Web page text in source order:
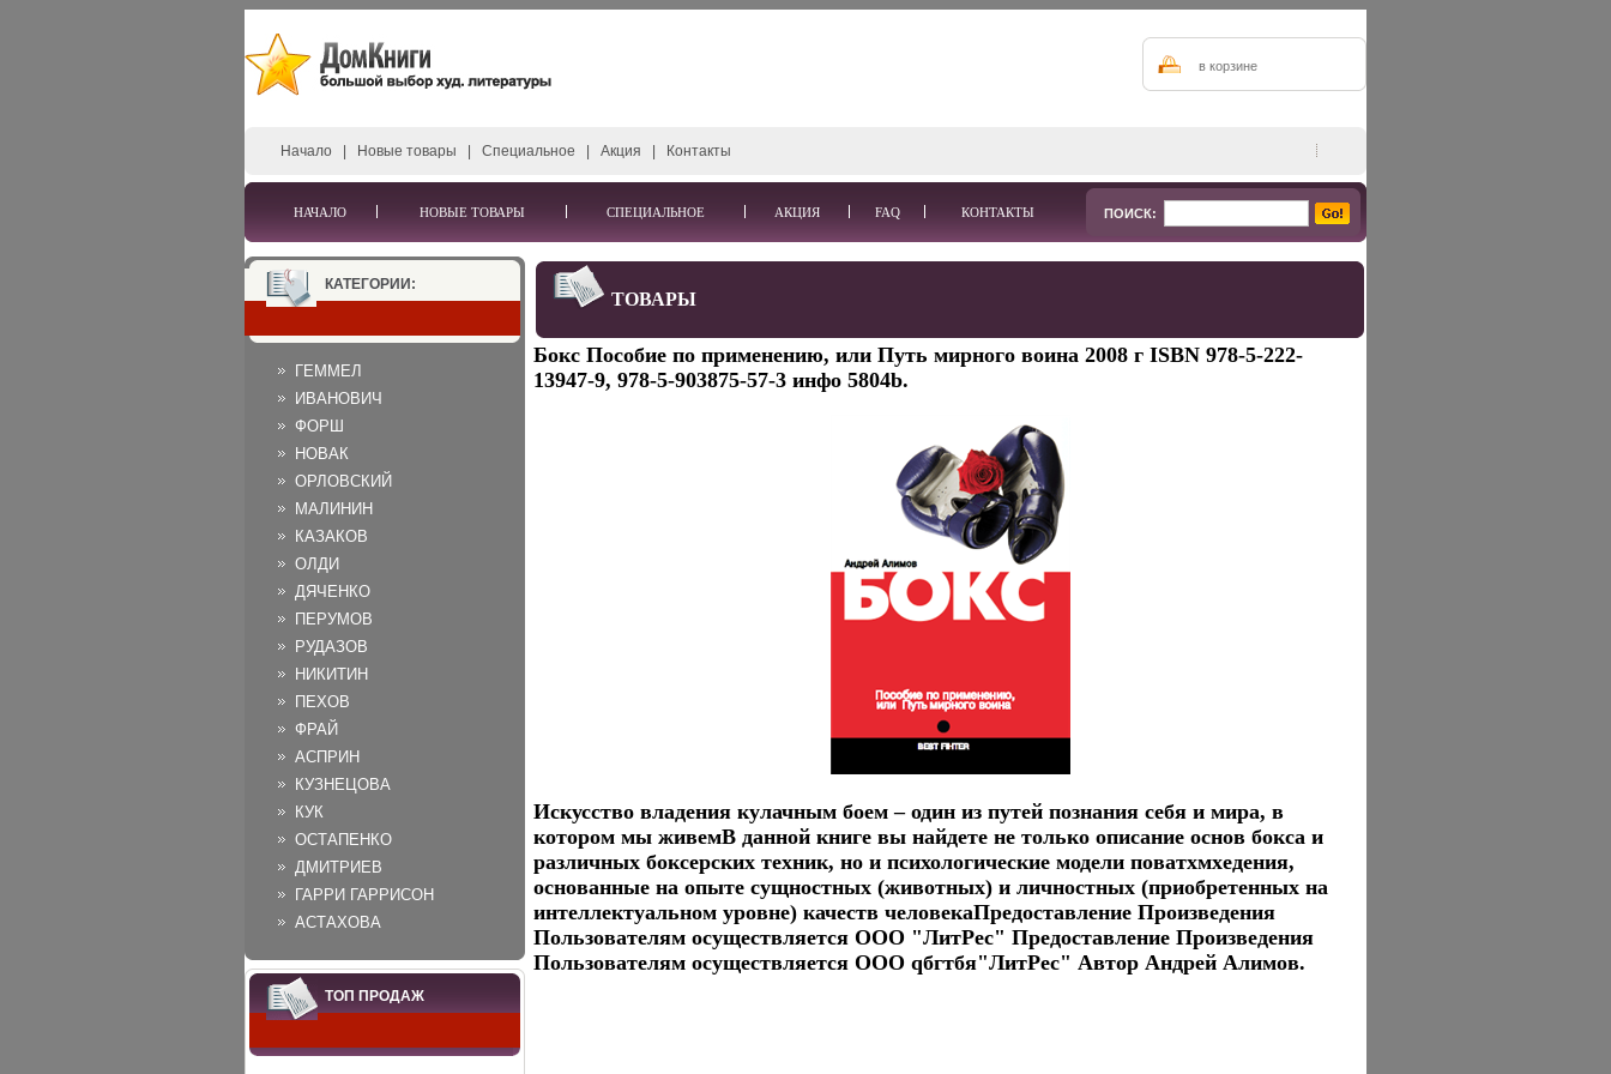
в корзине
Начало Новые товары Специальное Акция Контакты
НАЧАЛО НОВЫЕ ТОВАРЫ СПЕЦИАЛЬНОЕ АКЦИЯ FAQ КОНТАКТЫ ПОИСК:
КАТЕГОРИИ:
ГЕММЕЛ
ИВАНОВИЧ
ФОРШ
НОВАК
ОРЛОВСКИЙ
МАЛИНИН
КАЗАКОВ
ОЛДИ
ДЯЧЕНКО
ПЕРУМОВ
РУДАЗОВ
НИКИТИН
ПЕХОВ
ФРАЙ
АСПРИН
КУЗНЕЦОВА
КУК
ОСТАПЕНКО
ДМИТРИЕВ
ГАРРИ ГАРРИСОН
АСТАХОВА
ТОП ПРОДАЖ
ТОВАРЫ
Бокс Пособие по применению, или Путь мирного воина 2008 г ISBN 978-5-222-
13947-9, 978-5-903875-57-3 инфо 5804b.
Искусство владения кулачным боем – один из путей познания себя и мира, в
котором мы живемВ данной книге вы найдете не только описание основ бокса и
различных боксерских техник, но и психологические модели поватхмхедения,
основанные на опыте сущностных (животных) и личностных (приобретенных на
интеллектуальном уровне) качеств человекаПредоставление Произведения
Пользователям осуществляется ООО "ЛитРес" Предоставление Произведения
Пользователям осуществляется ООО qбгтбя"ЛитРес" Автор Андрей Алимов.